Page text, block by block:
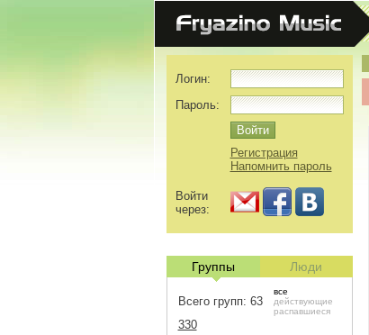
Логин:
Пароль:
Регистрация
Напомнить пароль
Войти
через:
Группы Люди
Всего групп: 63
все
действующие
распавшиеся
330